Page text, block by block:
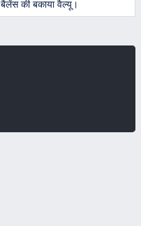
की बकाया वैल्यू।